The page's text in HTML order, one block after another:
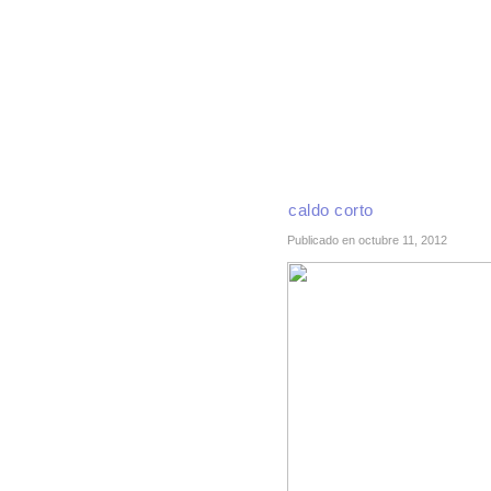
caldo corto
Publicado en octubre 11, 2012